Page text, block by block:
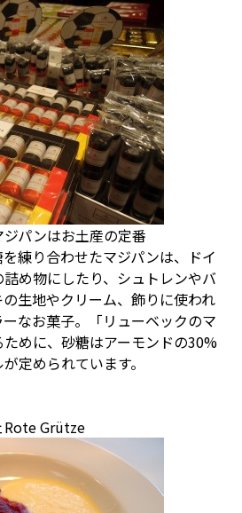
パンはお土産の定番
練り合わせたマジパンは、ドイ
め物にしたり、シュトレンやバ
生地やクリーム、飾りに使われ
なお菓子。「リューベックのマ
めに、砂糖はアーモンドの30%
定められています。
Rote Grütze